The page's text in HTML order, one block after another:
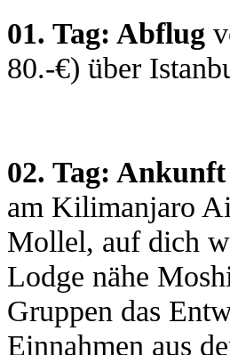
01. Tag: Abflug
80.-€) über
02. Tag:
am Kilimanjaro
Mollel, auf dich
Lodge nähe
Gruppen das
Einnahmen aus